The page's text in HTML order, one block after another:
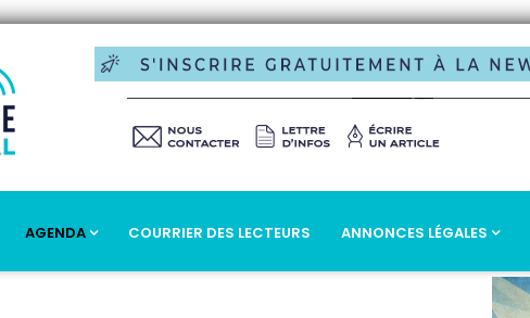
AGENDA COURRIER DES LECTEURS ANNONCES LÉGALES